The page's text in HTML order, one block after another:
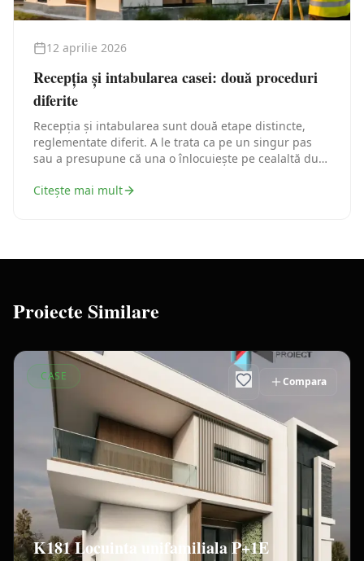
12 aprilie 2026
Recepția și intabularea casei: două proceduri
diferite
Recepția și intabularea sunt două etape distincte,
reglementate diferit. A le trata ca pe un singur pas
sau a presupune că una o înlocuiește pe cealaltă duce
închiderea dosarului unei case.
Citește mai mult
Proiecte Similare
Compara
CASE
K181 Locuinta unifamiliala P+1E